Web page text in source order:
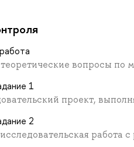
вопросы по
1
проект,
2
работа